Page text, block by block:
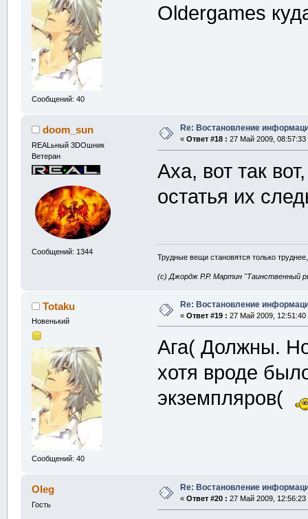
Сообщений: 40
Oldergames
doom_sun
REALьный 3DOшник
Ветеран
Сообщений: 1344
Re: Востановление
« Ответ #18 : 27 Май 2009, 08:57:33
Аха, вот так
остатья их
Трудные вещи становятся только
(с) Джордж Р.Р. Мартин "Таинственный
Totaku
Новенький
Сообщений: 40
Re: Востановление
« Ответ #19 : 27 Май 2009, 12:51:40
Ага( Должны. Но
хотя вроде
экземпляров(
Oleg
Гость
Re: Востановление
« Ответ #20 : 27 Май 2009, 12:56:23